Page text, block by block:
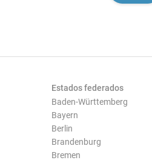
Estados federados
Baden-Württemberg
Bayern
Berlin
Brandenburg
Bremen